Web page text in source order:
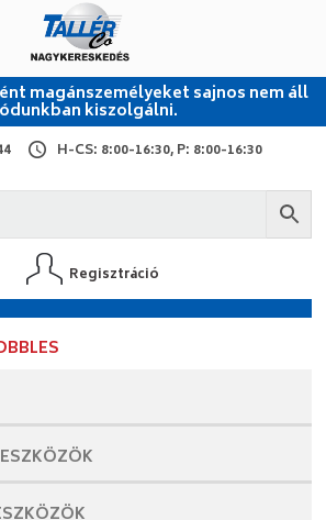
magánszemélyeket sajnos nem áll
kiszolgálni.
H-CS: 8:00-16:30, P: 8:00-16:30
Regisztráció